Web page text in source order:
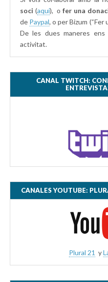
soci (aquí), ofer una
de Paypal, o per Bizum (“Fer
De les dues maneres
activitat.
CANAL TWITCH:
CANALES YOUTUBE:
Plural 21 y